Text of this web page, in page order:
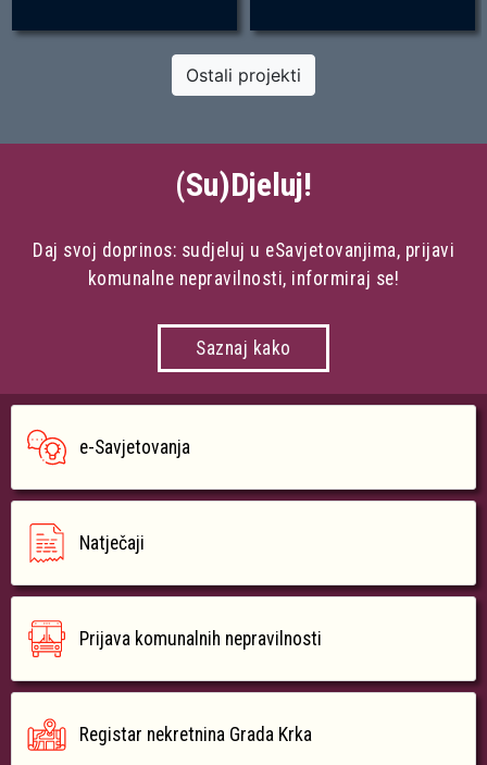
Ostali projekti
(Su)Djeluj!
Daj svoj doprinos: sudjeluj u eSavjetovanjima, prijavi
komunalne nepravilnosti, informiraj se!
Saznaj kako
e-Savjetovanja
Natječaji
Prijava komunalnih nepravilnosti
Registar nekretnina Grada Krka